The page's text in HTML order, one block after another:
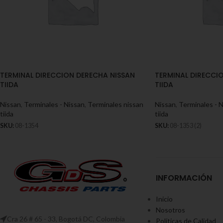
TERMINAL DIRECCION DERECHA NISSAN
TIIDA
Nissan Terminales - Nissan Terminales nissan
tiida
SKU: 08-1354
TERMINAL
TIIDA
Nissan Terminales -
tiida
SKU: 08-1353 (2)
Cra 26 # 65 - 33, Bogotá DC, Colombia
INFORMACIÓN
Inicio
Nosotros
Políticas de Calidad